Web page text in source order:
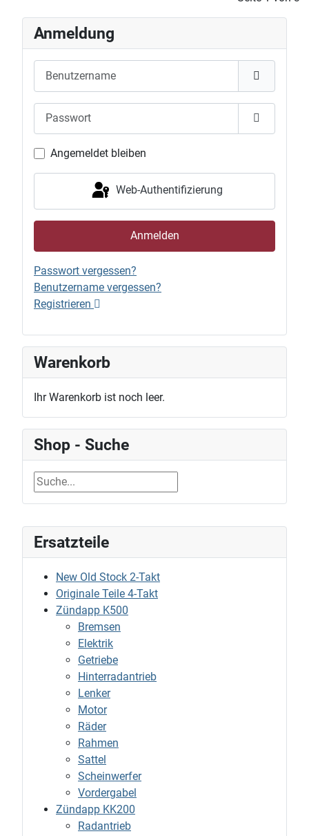
Ersatzteile
New Old Stock 2-Takt
Originale Teile 4-Takt
Zündapp K500
Bremsen
Elektrik
Getriebe
Hinterradantrieb
Lenker
Motor
Räder
Rahmen
Sattel
Scheinwerfer
Vordergabel
Zündapp KK200
Radantrieb
Anmeldung
Passwort
Angemeldet bleiben
Web-Authentifizierung
Anmelden
Passwort vergessen?
Benutzername vergessen?
Registrieren
Warenkorb
Ihr Warenkorb ist noch leer.
Shop - Suche